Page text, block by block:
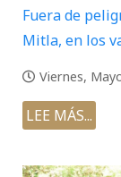
Fuera de
Mitla, en los
Viernes,
LEE MÁS...